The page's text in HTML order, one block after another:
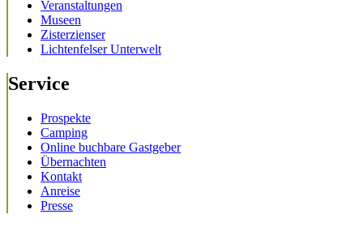
Veranstaltungen
Museen
Zisterzienser
Lichtenfelser Unterwelt
Service
Prospekte
Camping
Online buchbare Gastgeber
Übernachten
Kontakt
Anreise
Presse